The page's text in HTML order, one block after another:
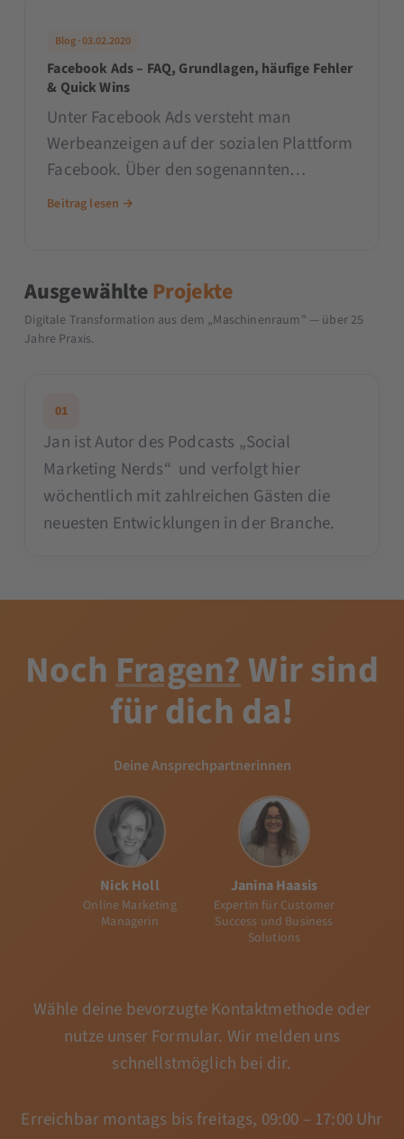
Blog · 03.02.2020
Facebook Ads – FAQ, Grundlagen, häufige Fehler
& Quick Wins
Unter Facebook Ads versteht man
Werbeanzeigen auf der sozialen Plattform
Facebook. Über den sogenannten
Facebook Werbeanzeigenmanager ist es
Beitrag lesen →
Ausgewählte Projekte
Digitale Transformation aus dem „Maschinenraum" — über 25
Jahre Praxis.
01
Jan ist Autor des Podcasts „Social
Marketing Nerds“ und verfolgt hier
wöchentlich mit zahlreichen Gästen die
neuesten Entwicklungen in der Branche.
NochFragen?Wir sind
für dich da!
Deine Ansprechpartnerinnen
Nick Holl
Online Marketing
Managerin
Janina Haasis
Expertin für Customer
Success und Business
Solutions
Wähle deine bevorzugte Kontaktmethode oder
nutze unser Formular. Wir melden uns
schnellstmöglich bei dir.
Erreichbar montags bis freitags, 09:00 – 17:00 Uhr